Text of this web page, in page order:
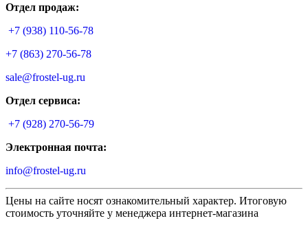
Отдел продаж:
+7 (938) 110-56-78
+7 (863) 270-56-78
sale@frostel-ug.ru
Отдел сервиса:
+7 (928) 270-56-79
Электронная почта:
info@frostel-ug.ru
Цены на сайте носят ознакомительный характер. Итоговую
стоимость уточняйте у менеджера интернет-магазина